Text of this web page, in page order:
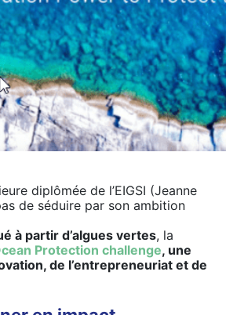
diplômée de l’EIGSI (Jeanne
de séduire par son ambition
à partir d’algues vertes, la
Protection challenge, une
de l’entrepreneuriat et de